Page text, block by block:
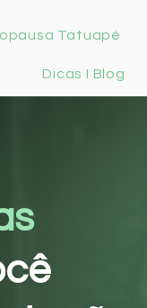
Tatuapé
Dicas I Blog